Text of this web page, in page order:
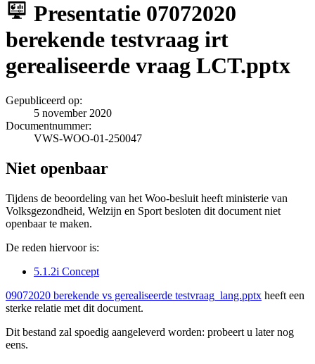
Presentatie 07072020
berekende testvraag irt
gerealiseerde vraag LCT.pptx
Gepubliceerd op:
5 november 2020
Documentnummer:
VWS-WOO-01-250047
Niet openbaar
Tijdens de beoordeling van het Woo-besluit heeft ministerie van
Volksgezondheid, Welzijn en Sport besloten dit document niet
openbaar te maken.
De reden hiervoor is:
5.1.2i Concept
09072020 berekende vs gerealiseerde testvraag_lang.pptx heeft een
sterke relatie met dit document.
Dit bestand zal spoedig aangeleverd worden: probeert u later nog
eens.